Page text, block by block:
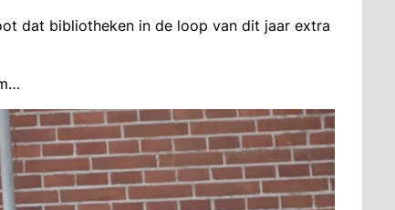
dat bibliotheken in de loop van dit jaar extra